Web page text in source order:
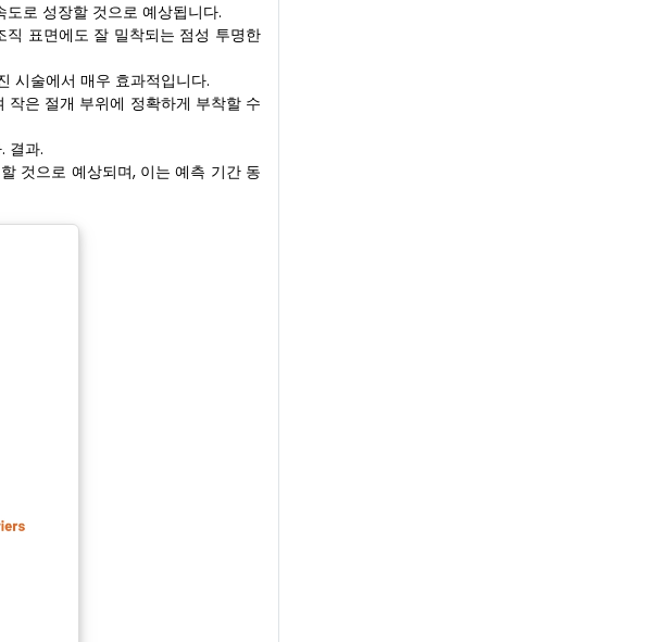
로 성장할 것으로 예상됩니다.
표면에도 잘 밀착되는 점성 투명한
시술에서 매우 효과적입니다.
은 절개 부위에 정확하게 부착할 수
결과.
것으로 예상되며, 이는 예측 기간 동